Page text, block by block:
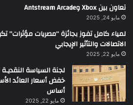
تعاون بين Xbox وAntstream Arcade
مايو 24, 2025
لمياء كامل تفوز بجائزة “مصريات مؤثرات”
الاتصالات والتأثير الإيجابي
مايو 22, 2025
لجنة السياسة
أساس
مايو 22, 2025